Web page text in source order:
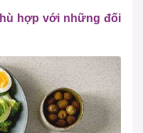
hợp với những đối